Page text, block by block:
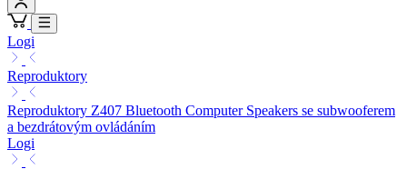
Logi
Reproduktory
Reproduktory Z407 Bluetooth Computer Speakers se subwooferem
a bezdrátovým ovládáním
Logi